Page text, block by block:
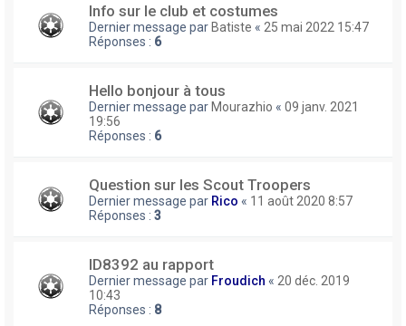
Info sur le club et costumes
Dernier message par Batiste « 25 mai 2022 15:47
Réponses : 6
Hello bonjour à tous
Dernier message par Mourazhio « 09 janv. 2021
19:56
Réponses : 6
Question sur les Scout Troopers
Dernier message par Rico « 11 août 2020 8:57
Réponses : 3
ID8392 au rapport
Dernier message par Froudich « 20 déc. 2019
10:43
Réponses : 8